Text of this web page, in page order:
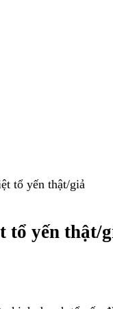
tổ yến thật/giả
tổ yến thật/